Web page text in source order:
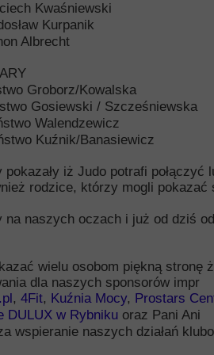
Kwaśniewski
Kurpanik
Albrecht
Groborz/Kowalska
Gosiewski / Szcześniewska
Walendzewicz
Kuźnik/Banasiewicz
iż Judo potrafi
rodzice, którzy mogli pokazać
na naszych oczach i już od dziś
wielu osobom piękną stronę
dla naszych sponsorów impr
, 4Fit, Kuźnia Mocy, Prostars
DULUX w Rybniku oraz Pani Ani
wspieranie naszych działań